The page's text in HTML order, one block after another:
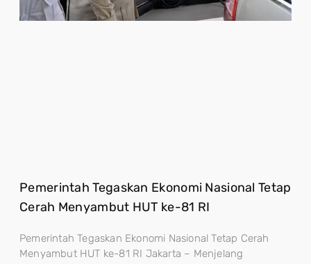
Pemerintah Tegaskan Ekonomi Nasional Tetap
Cerah Menyambut HUT ke-81 RI
Pemerintah Tegaskan Ekonomi Nasional Tetap Cerah
Menyambut HUT ke-81 RI Jakarta – Menjelang